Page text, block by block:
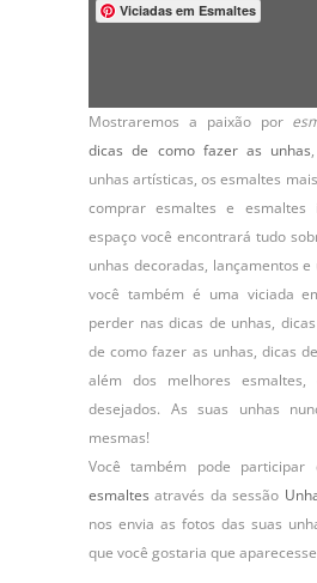
Viciadas em Esmaltes
Mostraremos a paixão por
dicas de como fazer as unhas,
unhas artísticas, osesmaltes
comprar esmaltes e esmaltes
espaço você encontrará tudo
unhas decoradas, lançamentos
você também é uma viciada
perder nas dicas de unhas,
de como fazer as unhas, dicas
além dos melhores esmaltes,
desejados. As suas unhas
mesmas!
Você também pode participar
esmaltes através da sessão
nos envia as fotos das suas
que você gostaria que